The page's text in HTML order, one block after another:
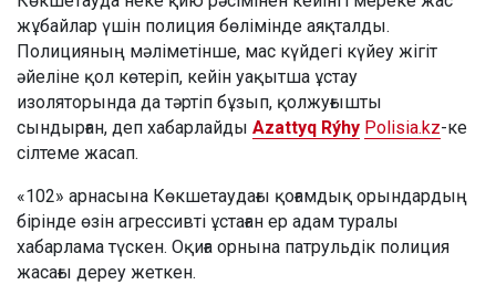
жұбайлар үшін полиция бөлімінде аяқталды.
Полицияның мәліметінше, мас күйдегі күйеу жігіт
әйеліне қол көтеріп, кейін уақытша ұстау
изоляторында да тәртіп бұзып, қолжуғышты
сындырған, деп хабарлайды Azattyq Rýhy Polisia.kz-ке
сілтеме жасап.
«102» арнасына Көкшетаудағы қоғамдық орындардың
бірінде өзін агрессивті ұстаған ер адам туралы
хабарлама түскен. Оқиға орнына патрульдік полиция
жасағы дереу жеткен.